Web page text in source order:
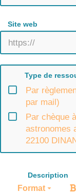
Site web
Type de
Par
par mail)
Par chèque
astronomes
22100
Description
Format